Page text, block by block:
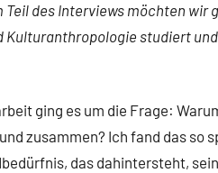
des Interviews möchten wir
Kulturanthropologie studiert
ging es um die Frage:
zusammen? Ich fand das so
das dahintersteht,